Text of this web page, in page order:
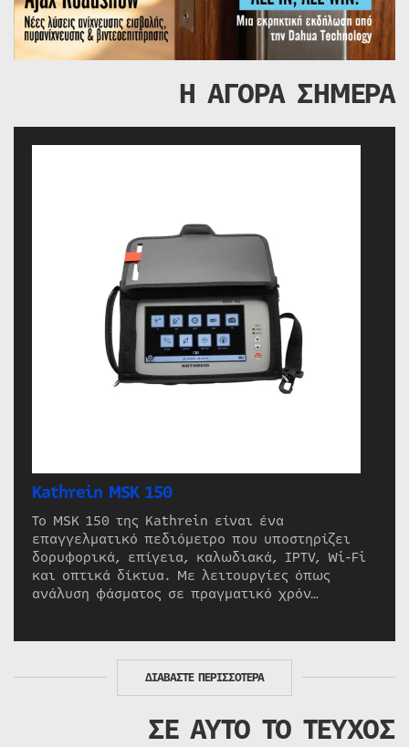
Η ΑΓΟΡΑ ΣΗΜΕΡΑ
Kathrein MSK 150
Το MSK 150 της Kathrein είναι ένα
επαγγελματικό πεδιόμετρο που υποστηρίζει
δορυφορικά, επίγεια, καλωδιακά, IPTV, Wi-Fi
και οπτικά δίκτυα. Με λειτουργίες όπως
ανάλυση φάσματος σε πραγματικό χρόν…
ΔΙΑΒΑΣΤΕ ΠΕΡΙΣΣΟΤΕΡΑ
ΣΕ ΑΥΤΟ ΤΟ ΤΕΥΧΟΣ